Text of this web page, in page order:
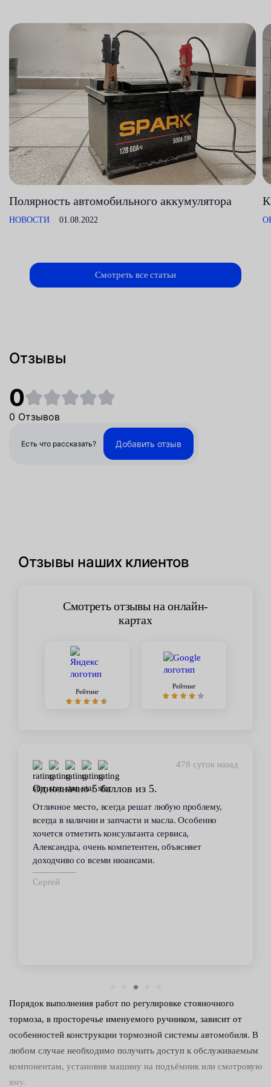
Полярность автомобильного аккумулятора
НОВОСТИ 01.08.2022
Смотреть все статьи
Отзывы
0
0 Отзывов
Есть что рассказать? Добавить отзыв
Отзывы наших клиентов
Смотреть отзывы на онлайн-
картах
Рейтинг
Рейтинг
478 суток назад
Однозначно 5 баллов из 5.
Отличное место, всегда решат любую проблему,
всегда в наличии и запчасти и масла. Особенно
хочется отметить консультанта сервиса,
Александра, очень компетентен, объясняет
доходчиво со всеми нюансами.
Сергей
Порядок выполнения работ по регулировке стояночного
тормоза, в просторечье именуемого ручником, зависит от
особенностей конструкции тормозной системы автомобиля. В
любом случае необходимо получить доступ к обслуживаемым
компонентам, установив машину на подъёмник или смотровую
яму.